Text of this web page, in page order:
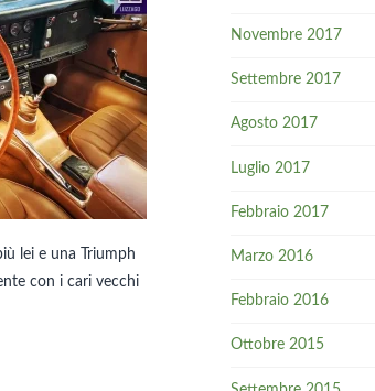
lei e una Triumph
con i cari vecchi
Novembre 2017
Settembre 2017
Agosto 2017
Luglio 2017
Febbraio 2017
Marzo 2016
Febbraio 2016
Ottobre 2015